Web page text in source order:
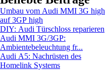
Umbau vom Audi MMI 3G high
auf 3GP high
DIY: Audi Türschloss reparieren
Audi MMI 3G/3GP:
Ambientebeleuchtung fr...
Audi A5: Nachrüsten des
Homelink Systems